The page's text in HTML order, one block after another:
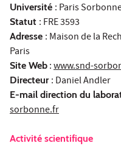
Université : Paris
Statut : FRE 3593
Adresse : Maison de la
Paris
Site Web :www.snd-
Directeur : Daniel Andler
E-mail direction du
sorbonne.fr
Activité scientifique